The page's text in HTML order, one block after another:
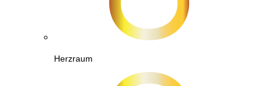
Herzraum